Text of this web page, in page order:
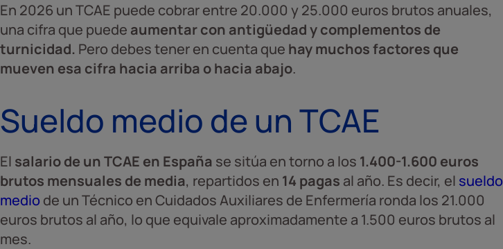
En 2026 un TCAE puede cobrar entre 20.000 y 25.000 euros brutos anuales,
una cifra que puede aumentar con antigüedad y complementos de
turnicidad. Pero debes tener en cuenta que hay muchos factores que
mueven esa cifra hacia arriba o hacia abajo.
Sueldo medio de un TCAE
El salario de un TCAE en España se sitúa en torno a los 1.400-1.600 euros
brutos mensuales de media, repartidos en 14 pagas al año. Es decir, el sueldo
medio de un Técnico en Cuidados Auxiliares de Enfermería ronda los 21.000
euros brutos al año, lo que equivale aproximadamente a 1.500 euros brutos al
mes.